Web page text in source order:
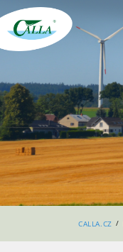
CALLA.CZ /